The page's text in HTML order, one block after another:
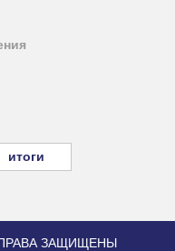
итоги
ЗАЩИЩЕНЫ